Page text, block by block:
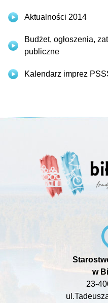
Aktualności 2014
Budżet, ogłoszenia,
publiczne
Kalendarz imprez
w
23-